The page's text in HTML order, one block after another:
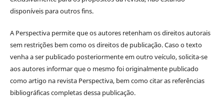
disponíveis para outros fins.
A Perspectiva permite que os autores retenham os direitos autorais
sem restrições bem como os direitos de publicação. Caso o texto
venha a ser publicado posteriormente em outro veículo, solicita-se
aos autores informar que o mesmo foi originalmente publicado
como artigo na revista Perspectiva, bem como citar as referências
bibliográficas completas dessa publicação.